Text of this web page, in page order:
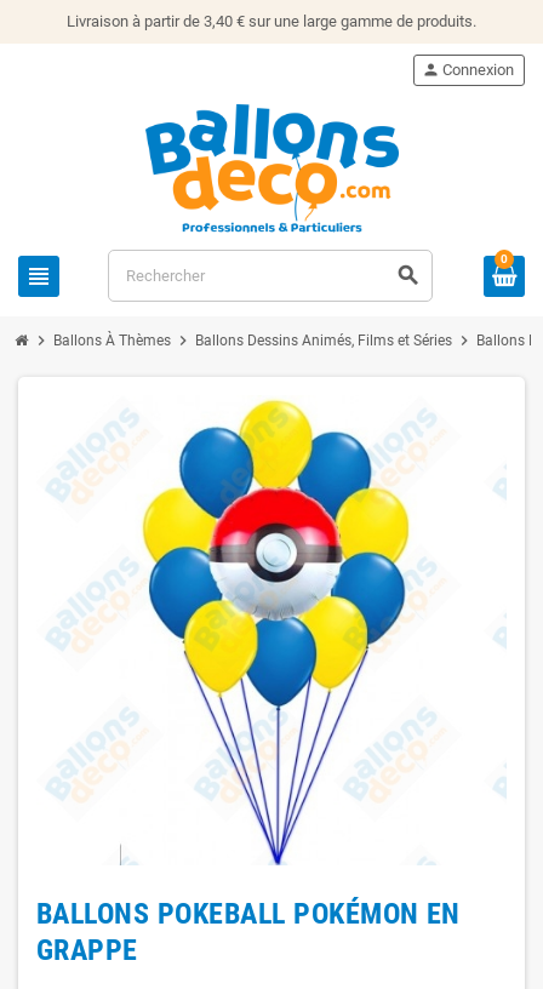
Livraison à partir de 3,40 € sur une large gamme de produits.
view_headline search
person Connexion
0
chevron_right Ballons À Thèmes chevron_right Ballons Dessins Animés, Films et Séries chevron_right Ballons
BALLONS POKEBALL POKÉMON EN
GRAPPE